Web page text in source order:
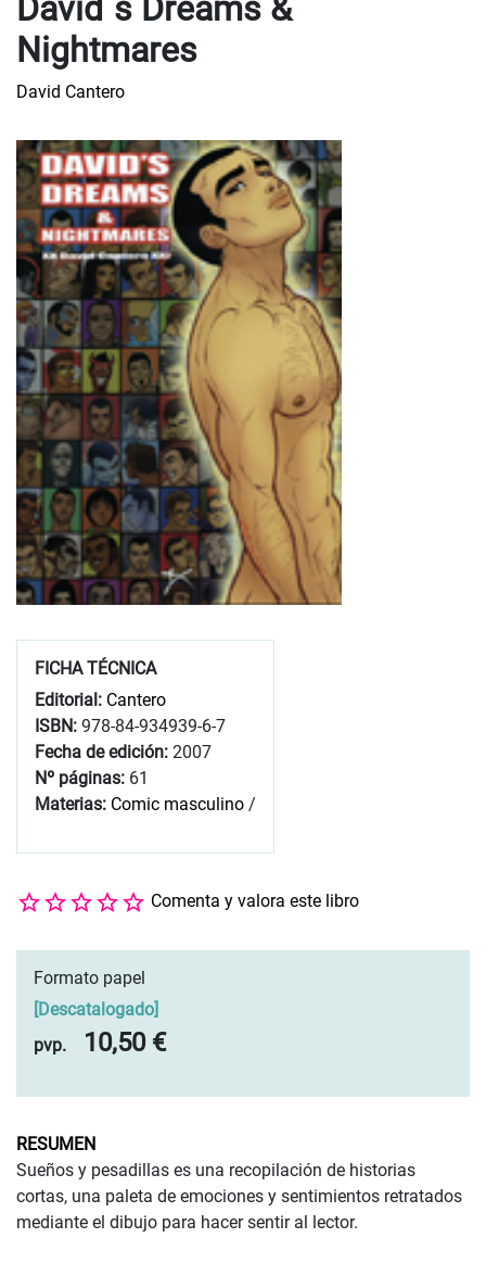
David´s Dreams &
Nightmares
David Cantero
FICHA TÉCNICA
Editorial: Cantero
ISBN: 978-84-934939-6-7
Fecha de edición: 2007
Nº páginas: 61
Materias: Comic masculino /
Comenta y valora este libro
Formato papel
[Descatalogado]
pvp.
10,50 €
RESUMEN
Sueños y pesadillas es una recopilación de historias
cortas, una paleta de emociones y sentimientos retratados
mediante el dibujo para hacer sentir al lector.